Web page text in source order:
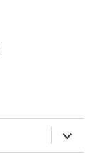
サ
ブ
メ